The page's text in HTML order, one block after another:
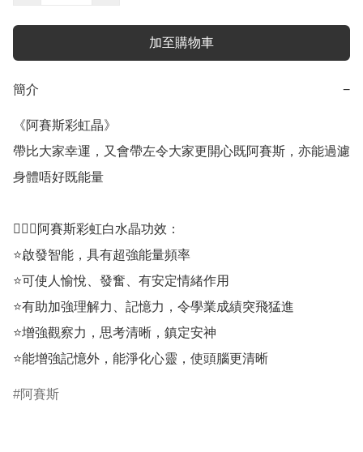
加至購物車
簡介 −
《阿賽斯彩虹晶》
帶比大家幸運，又會帶左令大家更開心既阿賽斯，亦能過濾
身體唔好既能量
💁🏼‍♀️阿賽斯彩虹白水晶功效：
⭐啟發智能，具有超強能量頻率
⭐可使人愉悅、發奮、有安定情緒作用
⭐有助加強理解力、記憶力，令學業成績突飛猛進
⭐增強觀察力，思考清晰，鎮定安神
⭐能增強記憶外，能淨化心靈，使頭腦更清晰
阿賽斯